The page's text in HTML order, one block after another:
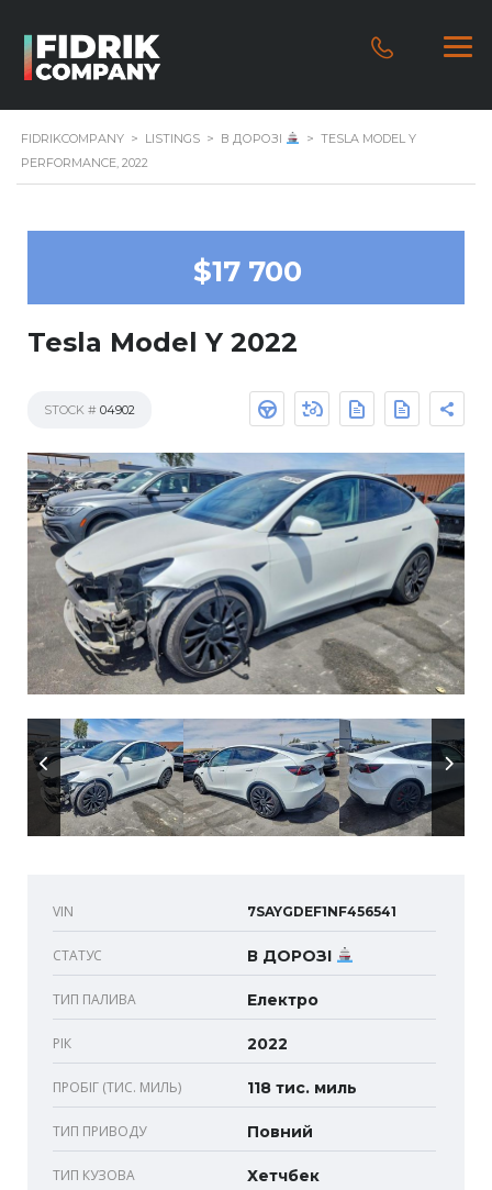
FIDRIKCOMPANY > LISTINGS > В ДОРОЗІ > TESLA MODEL Y
PERFORMANCE, 2022
$17 700
Tesla Model Y 2022
STOCK # 04902
VIN 7SAYGDEF1NF456541
СТАТУС В ДОРОЗІ
ТИП ПАЛИВА Електро
РІК 2022
ПРОБІГ (ТИС. МИЛЬ) 118 тис. миль
ТИП ПРИВОДУ Повний
ТИП КУЗОВА Хетчбек